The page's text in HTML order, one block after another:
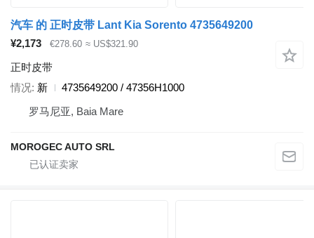
汽车 的 正时皮带 Lant Kia Sorento 4735649200
¥2,173
€278.60 ≈ US$321.90
正时皮带
情况 新
4735649200 / 47356H1000
罗马尼亚, Baia Mare
MOROGEC AUTO SRL